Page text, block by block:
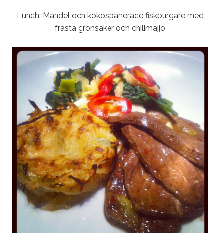
Lunch: Mandel och kokospanerade fiskburgare med
frästa grönsaker och chilimajjo